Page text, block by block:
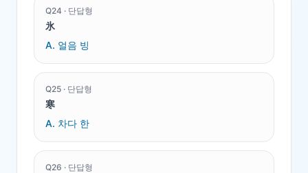
Q24 · 단답형
氷
A. 얼음 빙
Q25 · 단답형
寒
A. 차다 한
Q26 · 단답형